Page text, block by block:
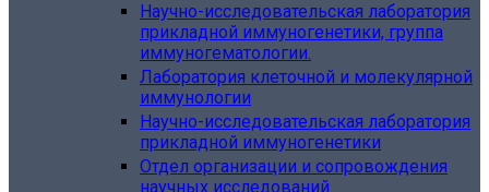
Научно-исследовательская лаборатория
прикладной иммуногенетики, группа
иммуногематологии.
Лаборатория клеточной и молекулярной
иммунологии
Научно-исследовательская лаборатория
прикладной иммуногенетики
Отдел организации и сопровождения
научных исследований